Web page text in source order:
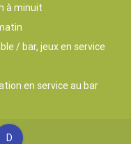
à minuit
/ bar, jeux en service
en service au bar
D